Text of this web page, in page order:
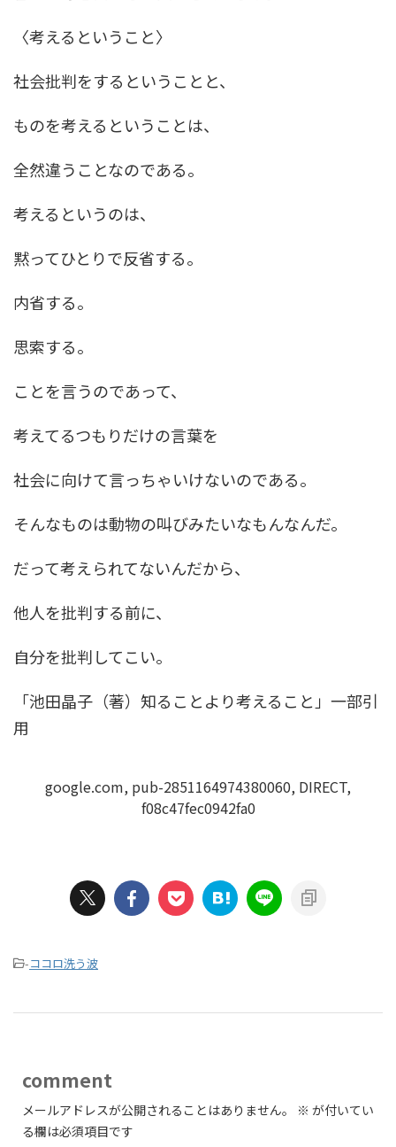
〈考えるということ〉
社会批判をするということと、
ものを考えるということは、
全然違うことなのである。
考えるというのは、
黙ってひとりで反省する。
内省する。
思索する。
ことを言うのであって、
考えてるつもりだけの言葉を
社会に向けて言っちゃいけないのである。
そんなものは動物の叫びみたいなもんなんだ。
だって考えられてないんだから、
他人を批判する前に、
自分を批判してこい。
「池田晶子（著）知ることより考えること」一部引
用
google.com, pub-2851164974380060, DIRECT,
f08c47fec0942fa0
-ココロ洗う波
comment
メールアドレスが公開されることはありません。 ※ が付いてい
る欄は必須項目です